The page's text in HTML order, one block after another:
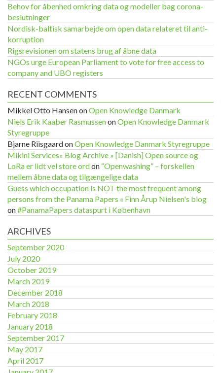
Behov for åbenhed omkring data og modeller bag corona-
beslutninger
Nordisk-baltisk samarbejde om open data relateret til anti-
korruption
Rigsrevisionen om statens brug af åbne data
NGOs urge European Parliament to vote for free access to
company and UBO registers
RECENT COMMENTS
Mikkel Otto HansenonOpen Knowledge Danmark
Niels Erik Kaaber RasmussenonOpen Knowledge Danmark
Styregruppe
Bjarne RiisgaardonOpen Knowledge Danmark Styregruppe
Mikini Services» Blog Archive » [Danish] Open source og
LoRa er lidt vel store ordon “Openwashing” – forskellen
mellem åbne data og tilgængelige data
Guess which occupation is NOT the most frequent among
persons from the Panama Papers « Finn Årup Nielsen's blog
on#PanamaPapers dataspurt i København
ARCHIVES
September 2020
July 2020
October 2019
March 2019
December 2018
March 2018
February 2018
January 2018
September 2017
May 2017
April 2017